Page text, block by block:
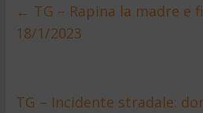
← TG – Rapina la madre e
18/1/2023
TG – Incidente stradale: